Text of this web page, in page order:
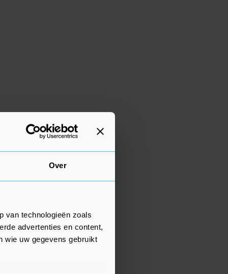
Over
van technologieën zoals
advertenties en content,
wie uw gegevens gebruikt